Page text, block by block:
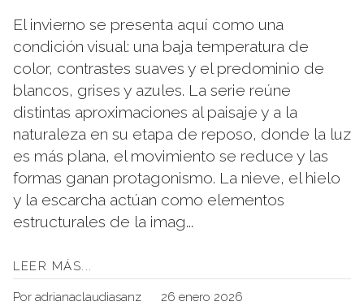
El invierno se presenta aquí como una
condición visual: una baja temperatura de
color, contrastes suaves y el predominio de
blancos, grises y azules. La serie reúne
distintas aproximaciones al paisaje y a la
naturaleza en su etapa de reposo, donde la luz
es más plana, el movimiento se reduce y las
formas ganan protagonismo. La nieve, el hielo
y la escarcha actúan como elementos
estructurales de la imag...
LEER MÁS...
Por adrianaclaudiasanz 26 enero 2026